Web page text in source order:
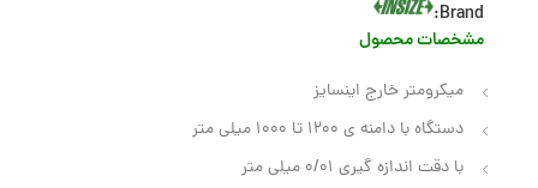
Brand:
مشخصات محصول
میکرومتر خارج اینسایز
دستگاه با دامنه ی 1200 تا 1000 میلی متر
با دقت اندازه گیری 0/01 میلی متر